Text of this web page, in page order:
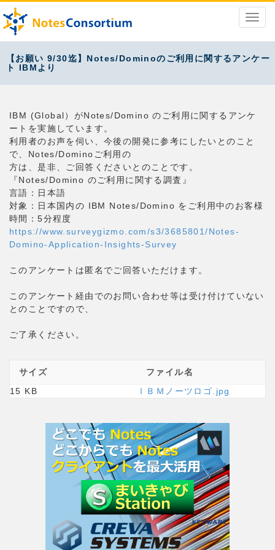
【お願い 9/30迄】Notes/Dominoのご利用に関するアンケー
ト IBMより
IBM (Global）がNotes/Domino のご利用に関するアンケ
ートを実施しています。
利用者のお声を伺い、今後の開発に参考にしたいとのこと
で、Notes/Dominoご利用の
方は、是非、ご回答くださいとのことです。
『Notes/Domino のご利用に関する調査』
言語：日本語
対象：日本国内の IBM Notes/Domino をご利用中のお客様
時間：5分程度
https://www.surveygizmo.com/s3/3685801/Notes-
Domino-Application-Insights-Survey
このアンケートは匿名でご回答いただけます。
このアンケート経由でのお問い合わせ等は受け付けていない
とのことですので、
ご了承ください。
サイズ
ファイル名
15 KB
ＩＢＭノーツロゴ.jpg